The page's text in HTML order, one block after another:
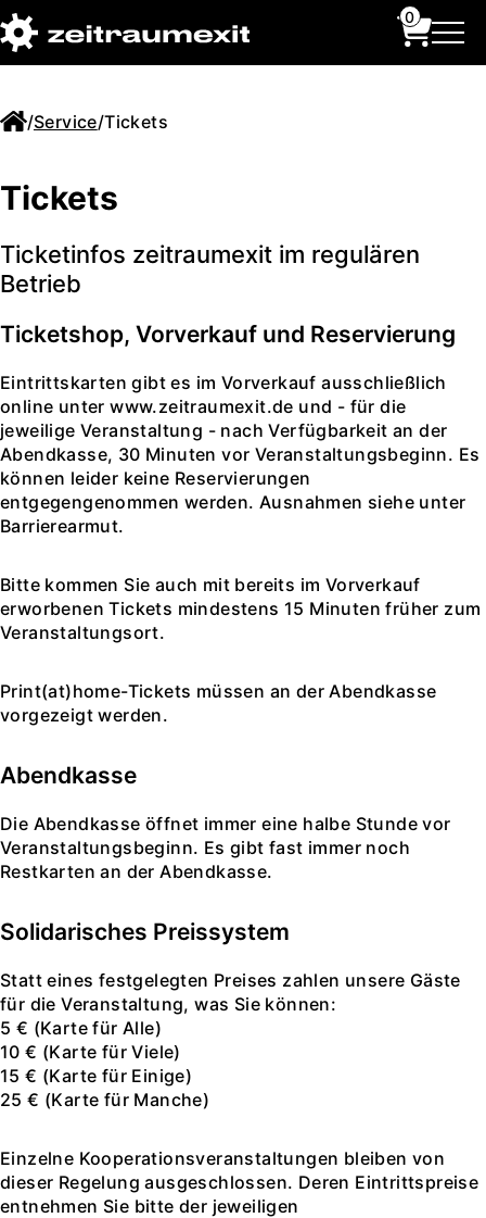
0
/Service/Tickets
Tickets
Ticketinfos zeitraumexit im regulären
Betrieb
Ticketshop, Vorverkauf und Reservierung
Eintrittskarten gibt es im Vorverkauf ausschließlich
online unter www.zeitraumexit.de und - für die
jeweilige Veranstaltung - nach Verfügbarkeit an der
Abendkasse, 30 Minuten vor Veranstaltungsbeginn. Es
können leider keine Reservierungen
entgegengenommen werden. Ausnahmen siehe unter
Barrierearmut.
Bitte kommen Sie auch mit bereits im Vorverkauf
erworbenen Tickets mindestens 15 Minuten früher zum
Veranstaltungsort.
Print(at)home-Tickets müssen an der Abendkasse
vorgezeigt werden.
Abendkasse
Die Abendkasse öffnet immer eine halbe Stunde vor
Veranstaltungsbeginn. Es gibt fast immer noch
Restkarten an der Abendkasse.
Solidarisches Preissystem
Statt eines festgelegten Preises zahlen unsere Gäste
für die Veranstaltung, was Sie können:
5 € (Karte für Alle)
10 € (Karte für Viele)
15 € (Karte für Einige)
25 € (Karte für Manche)
Einzelne Kooperationsveranstaltungen bleiben von
dieser Regelung ausgeschlossen. Deren Eintrittspreise
entnehmen Sie bitte der jeweiligen